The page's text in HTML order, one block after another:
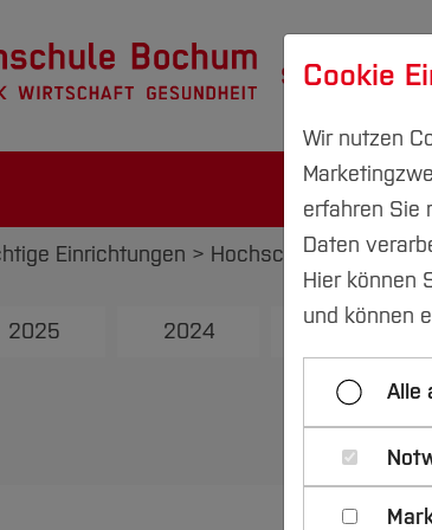
Studium
Einrichtungen
2025 2024 2023
Cookie
Wir nutzen
erfahren Sie
Daten
Hier können
und können
Alle